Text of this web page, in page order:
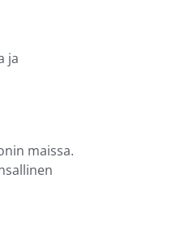
ja
maissa.